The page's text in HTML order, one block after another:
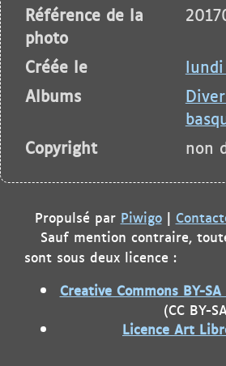
Référence de la
photo
Créée le
Albums
Copyright
non
Propulsé par Piwigo|
Sauf mention contraire,
sont sous deux licence :
Creative Commons BY-
(CC BY-
Licence Art